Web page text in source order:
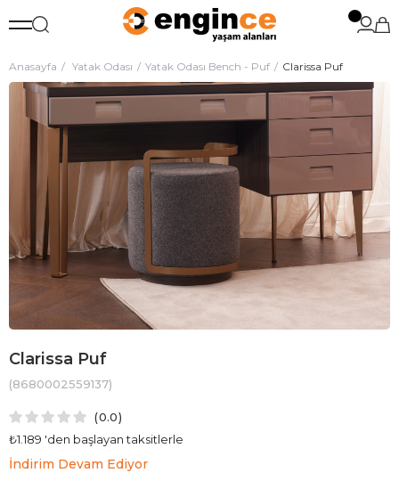
Anasayfa Yatak Odası Yatak Odası Bench - Puf Clarissa Puf
Clarissa Puf
(8680002559137)
0.0
₺1.189 'den başlayan taksitlerle
İndirim Devam Ediyor